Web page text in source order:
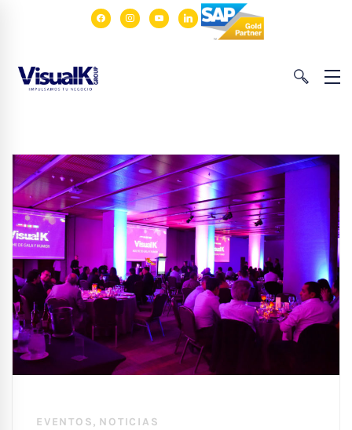
facebookinstagram
youtubelinkedin
EVENTOS, NOTICIAS